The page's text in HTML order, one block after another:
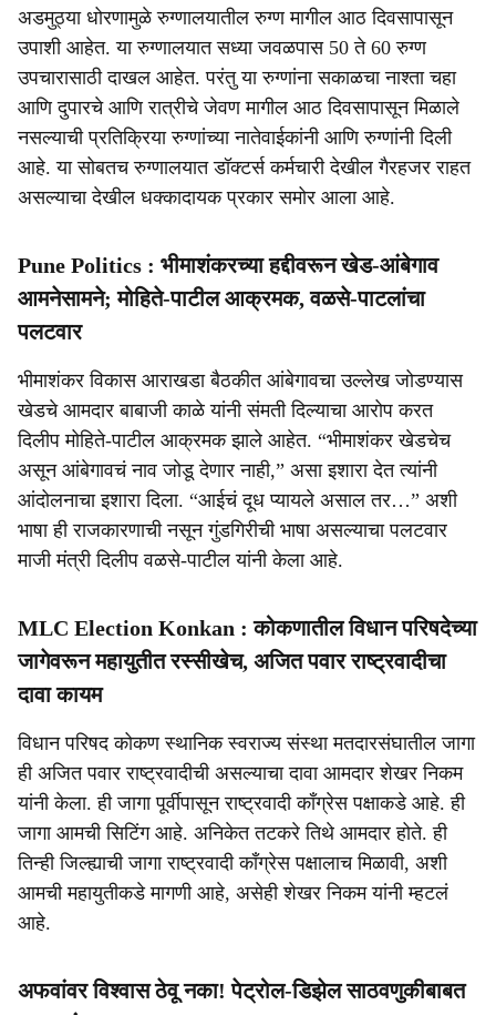
अडमुठ्या धोरणामुळे रुग्णालयातील रुग्ण मागील आठ दिवसापासून
उपाशी आहेत. या रुग्णालयात सध्या जवळपास 50 ते 60 रुग्ण
उपचारासाठी दाखल आहेत. परंतु या रुग्णांना सकाळचा नाश्ता चहा
आणि दुपारचे आणि रात्रीचे जेवण मागील आठ दिवसापासून मिळाले
नसल्याची प्रतिक्रिया रुग्णांच्या नातेवाईकांनी आणि रुग्णांनी दिली
आहे. या सोबतच रुग्णालयात डॉक्टर्स कर्मचारी देखील गैरहजर राहत
असल्याचा देखील धक्कादायक प्रकार समोर आला आहे.
Pune Politics : भीमाशंकरच्या हद्दीवरून खेड-आंबेगाव
आमनेसामने; मोहिते-पाटील आक्रमक, वळसे-पाटलांचा
पलटवार
भीमाशंकर विकास आराखडा बैठकीत आंबेगावचा उल्लेख जोडण्यास
खेडचे आमदार बाबाजी काळे यांनी संमती दिल्याचा आरोप करत
दिलीप मोहिते-पाटील आक्रमक झाले आहेत. “भीमाशंकर खेडचेच
असून आंबेगावचं नाव जोडू देणार नाही,” असा इशारा देत त्यांनी
आंदोलनाचा इशारा दिला. “आईचं दूध प्यायले असाल तर…” अशी
भाषा ही राजकारणाची नसून गुंडगिरीची भाषा असल्याचा पलटवार
माजी मंत्री दिलीप वळसे-पाटील यांनी केला आहे.
MLC Election Konkan : कोकणातील विधान परिषदेच्या
जागेवरून महायुतीत रस्सीखेच, अजित पवार राष्ट्रवादीचा
दावा कायम
विधान परिषद कोकण स्थानिक स्वराज्य संस्था मतदारसंघातील जागा
ही अजित पवार राष्ट्रवादीची असल्याचा दावा आमदार शेखर निकम
यांनी केला. ही जागा पूर्वीपासून राष्ट्रवादी काँग्रेस पक्षाकडे आहे. ही
जागा आमची सिटिंग आहे. अनिकेत तटकरे तिथे आमदार होते. ही
तिन्ही जिल्ह्याची जागा राष्ट्रवादी काँग्रेस पक्षालाच मिळावी, अशी
आमची महायुतीकडे मागणी आहे, असेही शेखर निकम यांनी म्हटलं
आहे.
अफवांवर विश्वास ठेवू नका! पेट्रोल-डिझेल साठवणुकीबाबत